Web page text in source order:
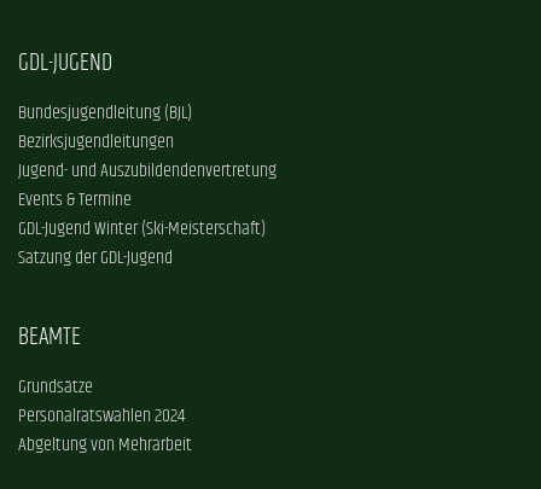
GDL-JUGEND
Bundesjugendleitung (BJL)
Bezirksjugendleitungen
Jugend- und Auszubildendenvertretung
Events & Termine
GDL-Jugend Winter (Ski-Meisterschaft)
Satzung der GDL-Jugend
BEAMTE
Grundsätze
Personalratswahlen 2024
Abgeltung von Mehrarbeit